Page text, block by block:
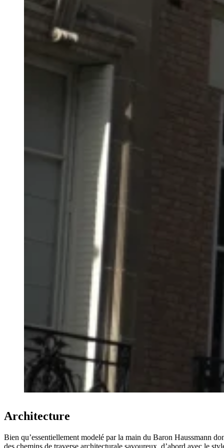
Architecture
Bien qu’essentiellement modelé par la main du Baron Haussmann
des chemins de traverse architecturale savoureux, d’abord avec le